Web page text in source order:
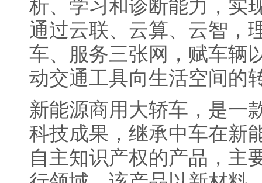
析、学习和诊断能力，实
通过云联、云算、云智，
车、服务三张网，赋车辆
动交通工具向生活空间的
新能源商用大轿车，是一
科技成果，继承中车在新
自主知识产权的产品，主